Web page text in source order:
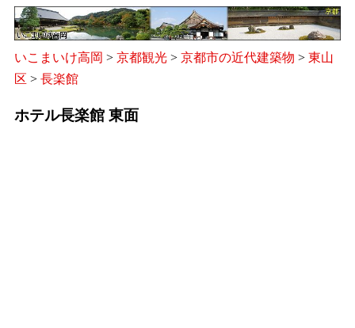
いこまいけ高岡 > 京都観光 > 京都市の近代建築物 > 東山
区 > 長楽館
ホテル長楽館 東面